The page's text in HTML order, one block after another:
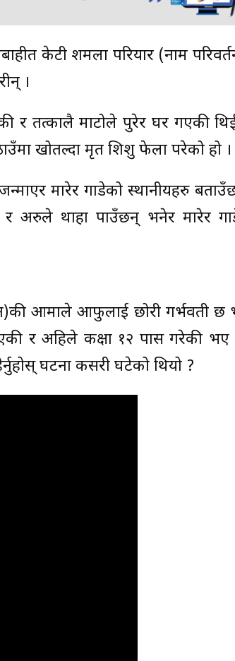
केटी शर्मिला परियार (नाम
।
र तत्कालै माटोले पुरेर घर गएकी
खोतल्दा मृत शिशु फेला परेको हो ।
मारेर गाडेको स्थानीयहरु
अरुले थाहा पाउँछन् भनेर मारेर
आमाले आफुलाई छोरी गर्भवती छ
र अहिले कक्षा १२ पास गरेकी भए
घटना कसरी घटेको थियो ?